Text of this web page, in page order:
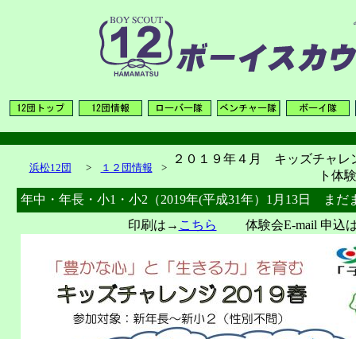
浜松12団 > １２団情報 >
２０１９年４月 キッズチャレ
ト体
年中・年長・小1・小2（2019年(平成31年）1月13日 ま
印刷は→ こちら 体験会E-mail 申込